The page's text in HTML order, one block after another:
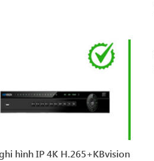
hình IP 4K H.265+KBvision